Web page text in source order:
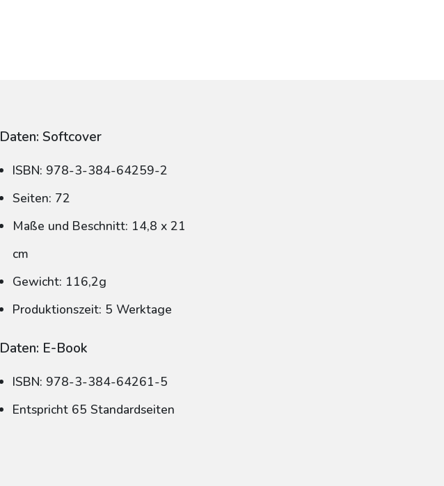
Daten: Softcover
ISBN: 978-3-384-64259-2
Seiten: 72
Maße und Beschnitt: 14,8 x 21
cm
Gewicht: 116,2g
Produktionszeit: 5 Werktage
Daten: E-Book
ISBN: 978-3-384-64261-5
Entspricht 65 Standardseiten